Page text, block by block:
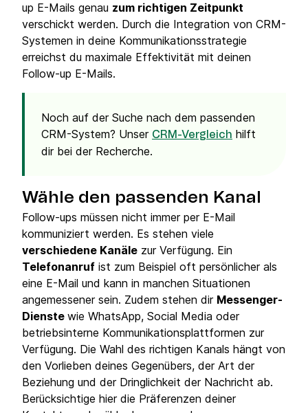
up E-Mails genau zum richtigen Zeitpunkt
verschickt werden. Durch die Integration von CRM-
Systemen in deine Kommunikationsstrategie
erreichst du maximale Effektivität mit deinen
Follow-up E-Mails.
Noch auf der Suche nach dem passenden
CRM-System? Unser CRM-Vergleich hilft
dir bei der Recherche.
Wähle den passenden Kanal
Follow-ups müssen nicht immer per E-Mail
kommuniziert werden. Es stehen viele
verschiedene Kanäle zur Verfügung. Ein
Telefonanruf ist zum Beispiel oft persönlicher als
eine E-Mail und kann in manchen Situationen
angemessener sein. Zudem stehen dir Messenger-
Dienste wie WhatsApp, Social Media oder
betriebsinterne Kommunikationsplattformen zur
Verfügung. Die Wahl des richtigen Kanals hängt von
den Vorlieben deines Gegenübers, der Art der
Beziehung und der Dringlichkeit der Nachricht ab.
Berücksichtige hier die Präferenzen deiner